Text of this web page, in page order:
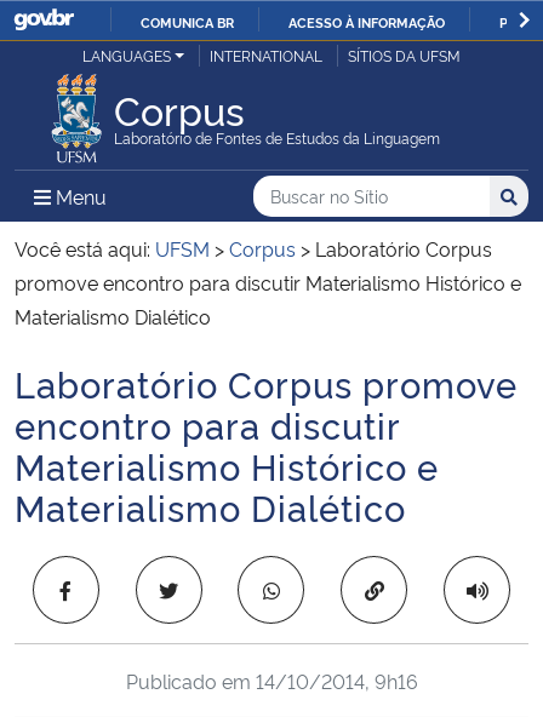
IR
COMUNICA BR ACESSO À INFORMAÇÃO
Ministério da Justiça e Segurança Pública
Ministério da Defesa
Ministério das Relações Exteriores
Ministério da Economia
Ministério da Infraestrutura
Ministério da Agricultura, Pecuária e Abastecimento
Ministério da Educação
Ministério da Cidadania
Ministério da Saúde
Ministério de Minas e Energia
LANGUAGES INTERNATIONAL SÍTIOS DA UFSM
Corpus
Laboratório de Fontes de Estudos da Linguagem
Menu Menu Principal do Sítio
Busca
Buscar no no Sítio
Busca:
Você está aqui: UFSM >Corpus > Laboratório Corpus
promove encontro para discutir Materialismo Histórico e
Materialismo Dialético
Início do conteúdo
Laboratório Corpus promove
encontro para discutir
Materialismo Histórico e
Materialismo Dialético
Copiar para área
Publicado em 14/10/2014, 9h16